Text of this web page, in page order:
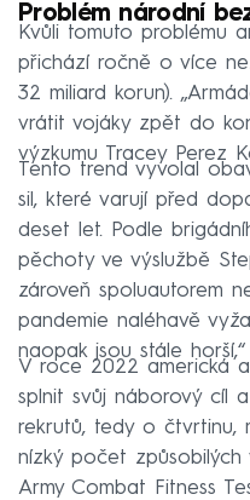
Problém národní
Kvůli tomuto problému
přichází ročně o více
32 miliard korun).
vrátit vojáky zpět do
výzkumu Tracey Perez
Tento trend vyvolal
sil, které varují před
deset let. Podle
pěchoty ve výslužbě
zároveň spoluautorem
pandemie naléhavě
naopak jsou stále horší,“
V roce 2022 americká
splnit svůj náborový cíl
rekrutů, tedy o čtvrtinu,
nízký počet způsobilých
Army Combat Fitness